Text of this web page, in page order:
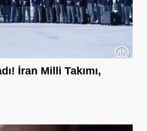
İran Milli Takımı,